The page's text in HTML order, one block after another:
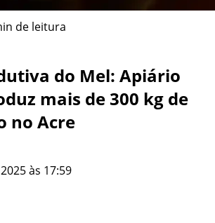
de leitura
do Mel: Apiário
mais de 300 kg de
no Acre
às 17:59